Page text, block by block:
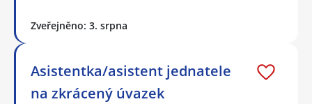
Zveřejněno: 3. srpna
Asistentka/asistent jednatele
na zkrácený úvazek